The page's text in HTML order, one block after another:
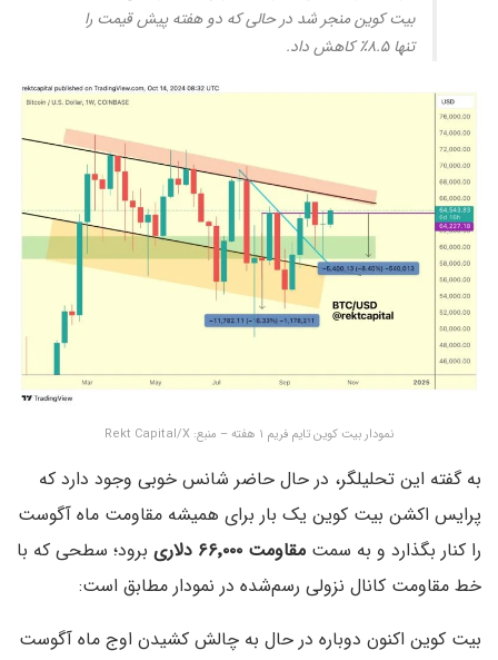
بیت کوین منجر شد در حالی که دو هفته پیش قیمت را
تنها ۸.۵٪ کاهش داد.
نمودار بیت کوین تایم فریم ۱ هفته – منبع: Rekt Capital/X
به گفته این تحلیلگر، در حال حاضر شانس خوبی وجود دارد که
پرایس اکشن بیت کوین یک بار برای همیشه مقاومت ماه آگوست
را کنار بگذارد و به سمت مقاومت ۶۶ ٬۰۰۰ دلاری
برود؛ سطحی که با
خط مقاومت کانال نزولی رسم‌شده در نمودار مطابق است:
بیت کوین اکنون دوباره در حال به چالش کشیدن اوج ماه آگوست